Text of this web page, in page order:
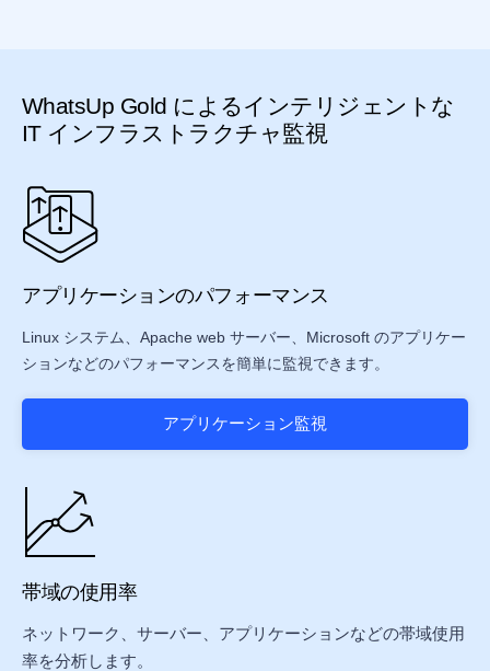
WhatsUp Gold によるインテリジェントな
IT インフラストラクチャ監視
アプリケーションのパフォーマンス
Linux システム、Apache web サーバー、Microsoft のアプリケー
ションなどのパフォーマンスを簡単に監視できます。
アプリケーション監視
帯域の使用率
ネットワーク、サーバー、アプリケーションなどの帯域使用
率を分析します。